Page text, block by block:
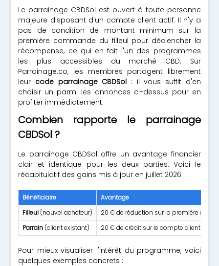
Le parrainage CBDSol est ouvert à toute personne
majeure disposant d'un compte client actif. Il n'y a
pas de condition de montant minimum sur la
première commande du filleul pour déclencher la
récompense, ce qui en fait l'un des programmes
les plus accessibles du marché CBD. Sur
Parrainage.co, les membres partagent librement
leur code parrainage CBDSol : il vous suffit d'en
choisir un parmi les annonces ci-dessus pour en
profiter immédiatement.
Combien rapporte le parrainage
CBDSol ?
Le parrainage CBDSol offre un avantage financier
clair et identique pour les deux parties. Voici le
récapitulatif des gains mis à jour en juillet 2026 :
Bénéficiaire
Avantage
Filleul (nouvel acheteur)
20 € de réduction sur la première
Parrain (client existant) 20 € de crédit sur le compte client
Pour mieux visualiser l'intérêt du programme, voici
quelques exemples concrets :